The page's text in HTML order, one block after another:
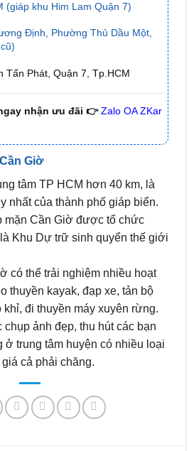
(giáp khu Him Lam Quận 7)
Định, Phường Thủ Dầu Một,
Tấn Phát, Quận 7, Tp.HCM
nhận ưu đãi 👉 Zalo OA ZKar
Giờ
tâm TP HCM hơn 40 km, là
nhất của thành phố giáp biển.
mặn Cần Giờ được tổ chức
Khu Dự trữ sinh quyển thế giới
có thể trải nghiệm nhiều hoạt
thuyền kayak, đạp xe, tản bộ
đi thuyền máy xuyên rừng.
ảnh đẹp, thu hút các bạn
trung tâm huyện có nhiều loại
cả phải chăng.